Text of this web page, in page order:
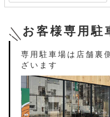
お客様専用駐
専用駐車場は店舗裏側
ざいます